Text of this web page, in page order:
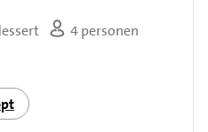
4 personen